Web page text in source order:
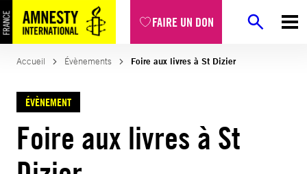
FAIRE UN DON
Accueil Évènements Foire aux livres à St Dizier
ÉVÈNEMENT
Foire aux livres à St